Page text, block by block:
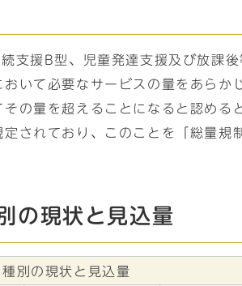
支援B型、児童発達支援及び放課
いて必要なサービスの量をあらか
の量を超えることになると認める
されており、このことを「総量規
の現状と見込量
別の現状と見込量